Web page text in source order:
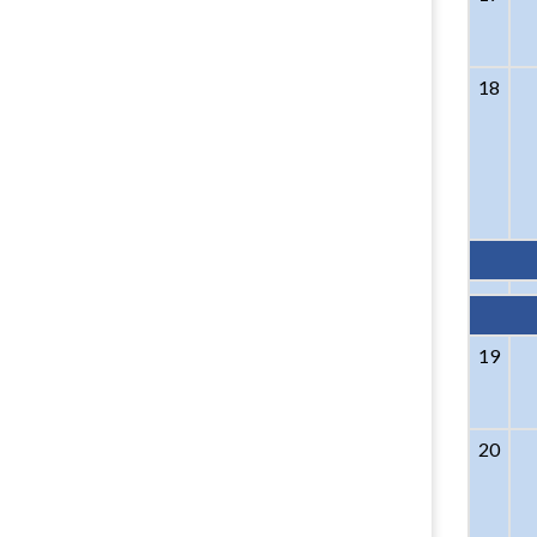
18
19
20